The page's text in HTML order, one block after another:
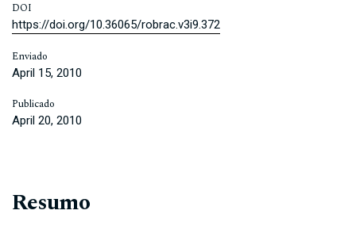
DOI
https://doi.org/10.36065/robrac.v3i9.372
Enviado
April 15, 2010
Publicado
April 20, 2010
Resumo